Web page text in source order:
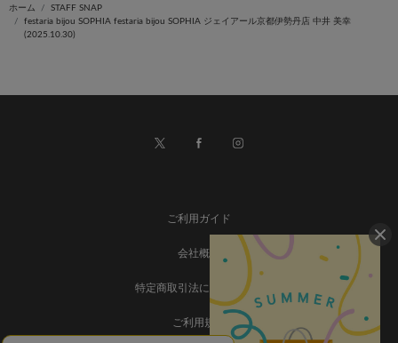
ホーム
STAFF SNAP
festaria bijou SOPHIA festaria bijou SOPHIA ジェイアール京都伊勢丹店 中井 美幸
(2025.10.30)
ご利用ガイド
会社概要
特定商取引法に基づく表記
ご利用規約